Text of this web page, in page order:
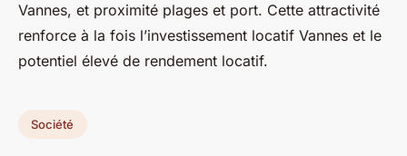
Vannes, et proximité plages et port. Cette attractivité
renforce à la fois l’investissement locatif Vannes et le
potentiel élevé de rendement locatif.
Société